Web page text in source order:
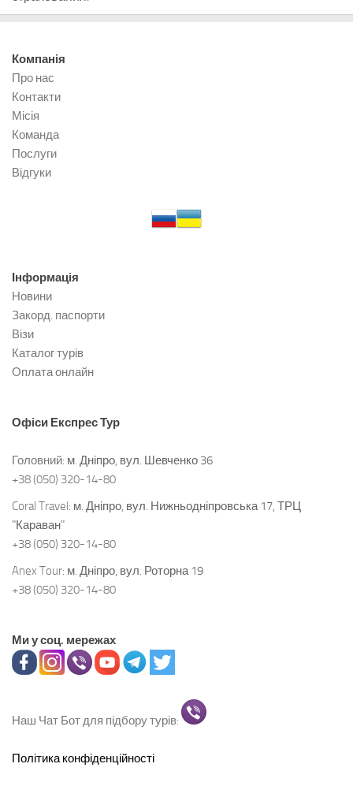
Компанія
Про нас
Контакти
Місія
Команда
Послуги
Відгуки
Інформація
Новини
Закорд. паспорти
Візи
Каталог турів
Оплата онлайн
Офіси Експрес Тур
Головний: м. Дніпро, вул. Шевченко 36
+38 (050) 320-14-80
Coral Travel: м. Дніпро, вул. Нижньодніпровська 17, ТРЦ
"Караван"
+38 (050) 320-14-80
Anex Tour: м. Дніпро, вул. Роторна 19
+38 (050) 320-14-80
Ми у соц. мережах
Наш Чат Бот для підбору турів:
Політика конфіденційності